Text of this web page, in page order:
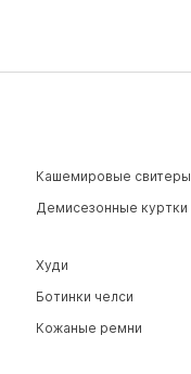
Кашемировые свитеры
Демисезонные куртки
Худи
Ботинки челси
Кожаные ремни